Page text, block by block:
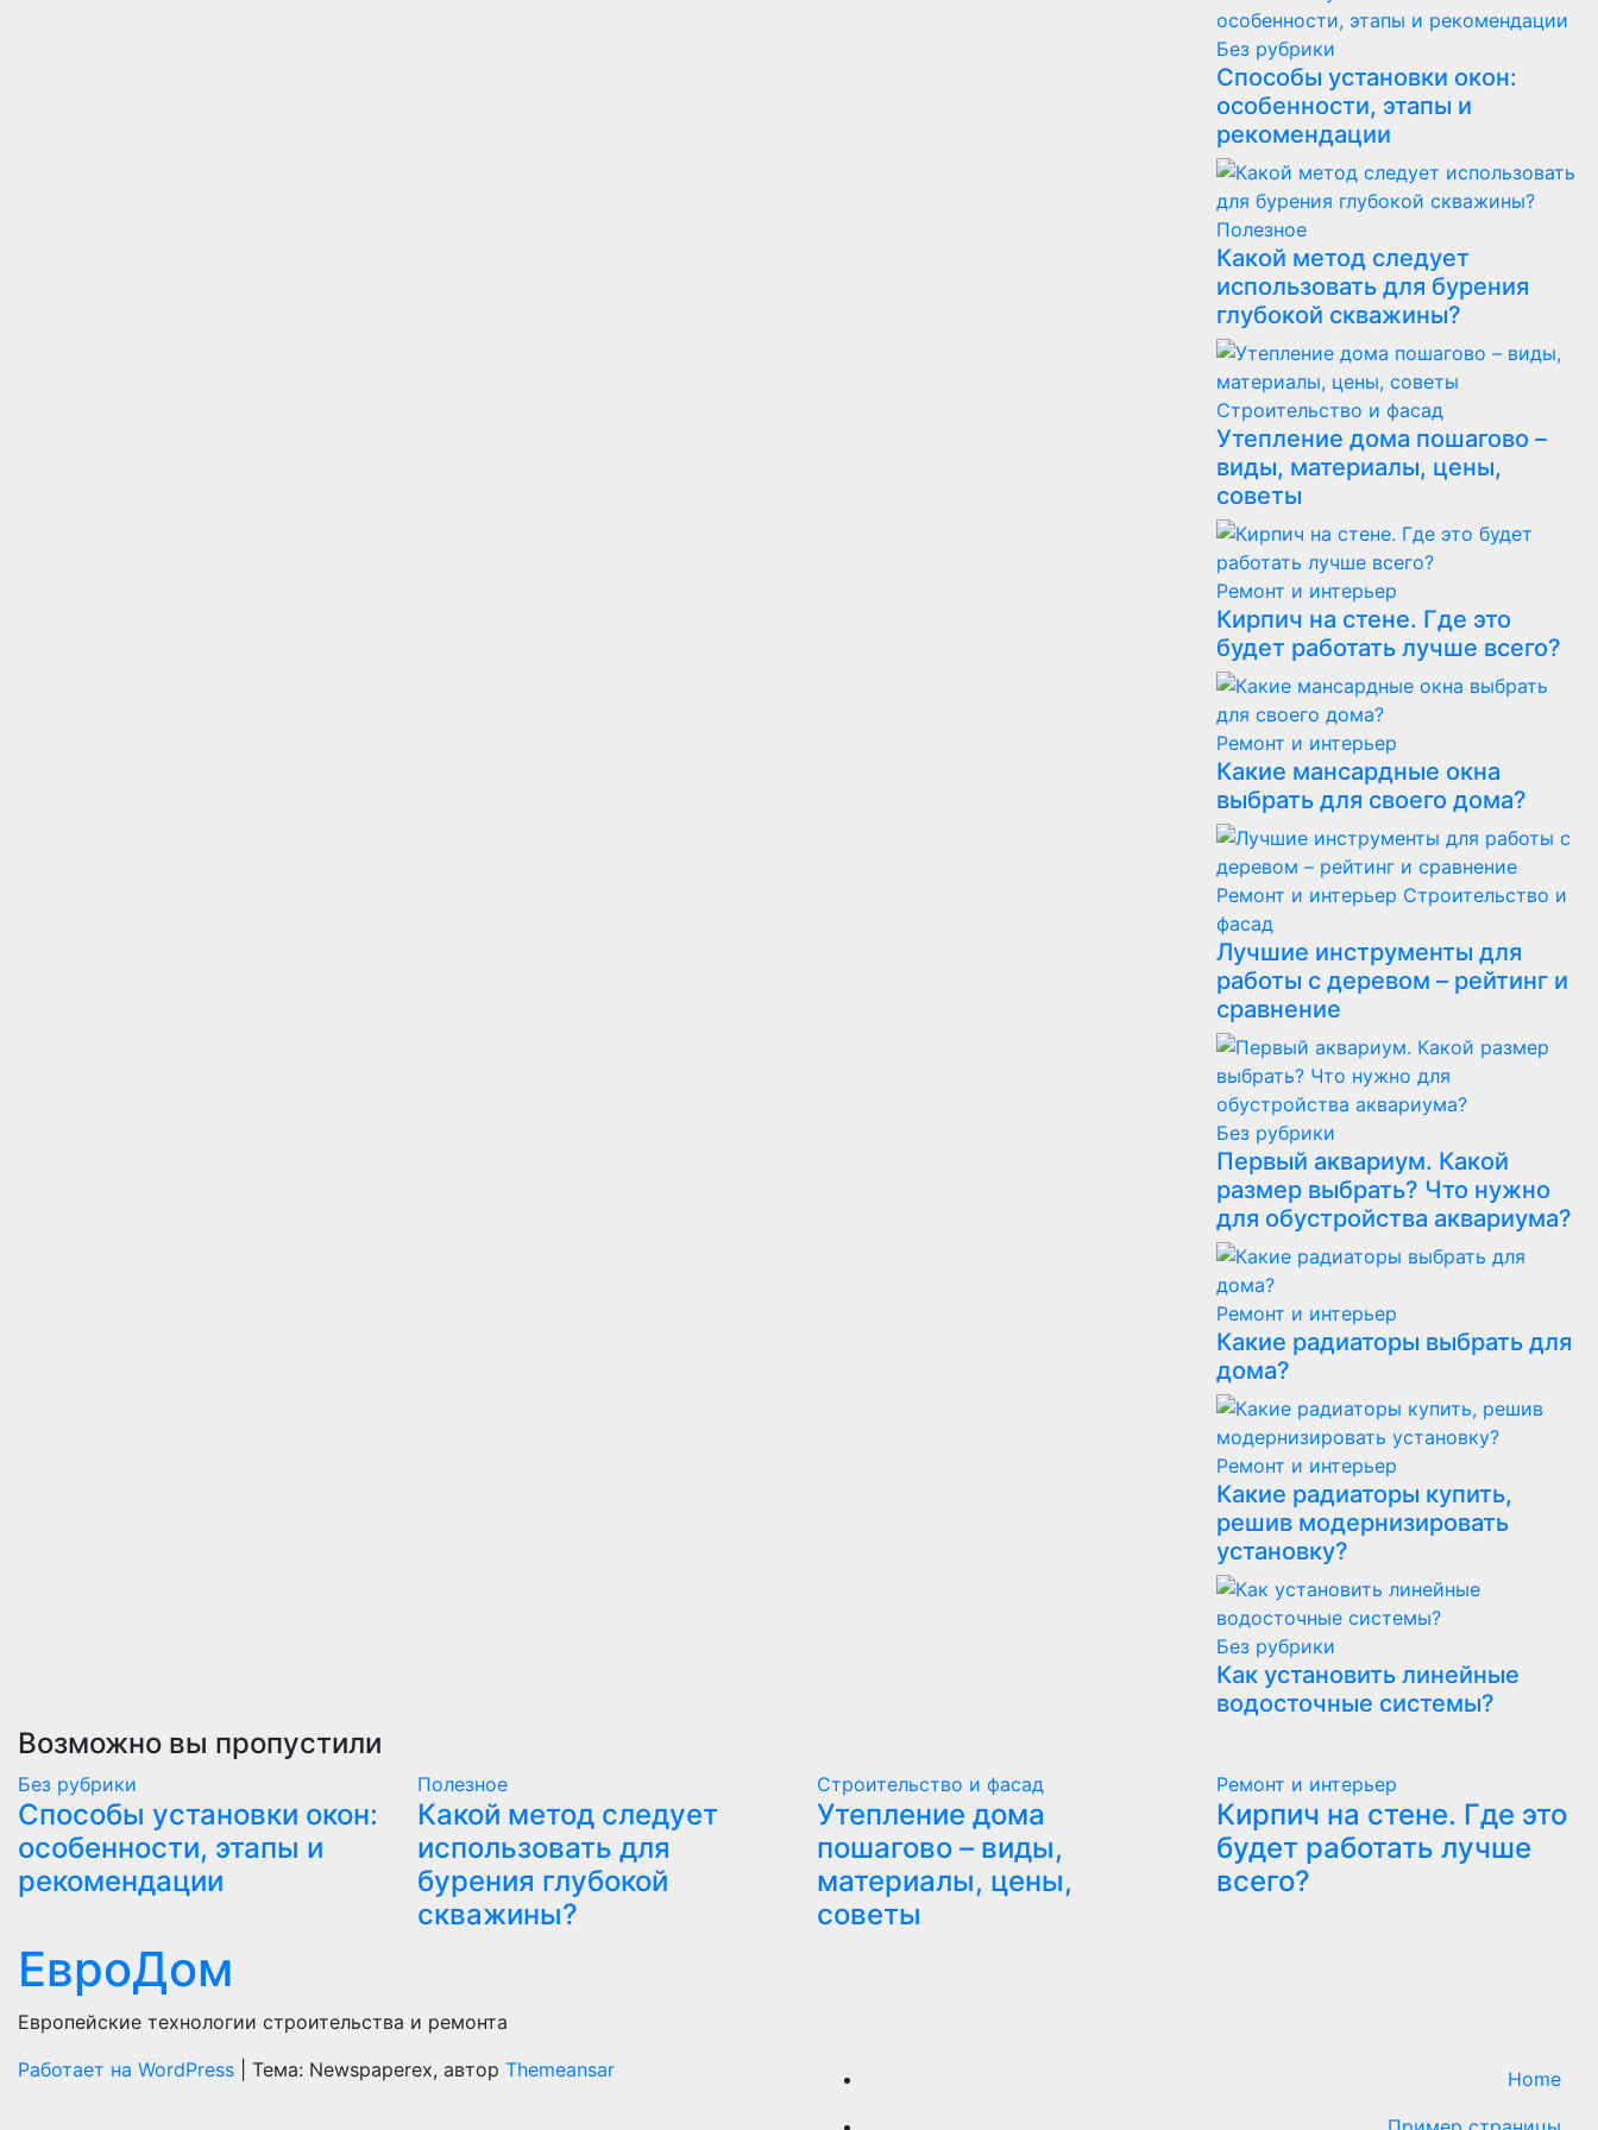
Без рубрики
Способы установки окон:
особенности, этапы и
рекомендации
Полезнoe
Какой метод следует
использовать для бурения
глубокой скважины?
Строительство и фасад
Утепление дома пошагово –
виды, материалы, цены,
советы
Ремонт и интерьер
Кирпич на стене. Где это
будет работать лучше всего?
Ремонт и интерьер
Какие мансардные окна
выбрать для своего дома?
Ремонт и интерьер Строительство и
фасад
Лучшие инструменты для
работы с деревом – рейтинг и
сравнение
Без рубрики
Первый аквариум. Какой
размер выбрать? Что нужно
для обустройства аквариума?
Ремонт и интерьер
Какие радиаторы выбрать для
дома?
Ремонт и интерьер
Какие радиаторы купить,
решив модернизировать
установку?
Без рубрики
Как установить линейные
водосточные системы?
Возможно вы пропустили
Без рубрики
Способы установки окон:
особенности, этапы и
рекомендации
Полезнoe
Какой метод следует
использовать для
бурения глубокой
скважины?
Строительство и фасад
Утепление дома
пошагово – виды,
материалы, цены,
советы
Ремонт и интерьер
Кирпич на стене. Где это
будет работать лучше
всего?
ЕвроДом
Европейские технологии строительства и ремонта
Работает на WordPress
Тема: Newspaperex, автор Themeansar
Home